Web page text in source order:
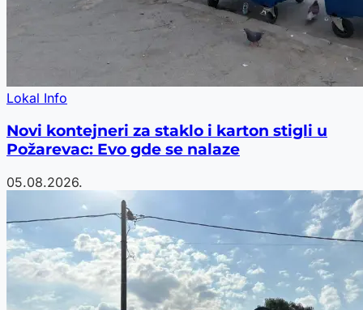
Lokal Info
Novi kontejneri za staklo i karton stigli u
Požarevac: Evo gde se nalaze
05.08.2026.